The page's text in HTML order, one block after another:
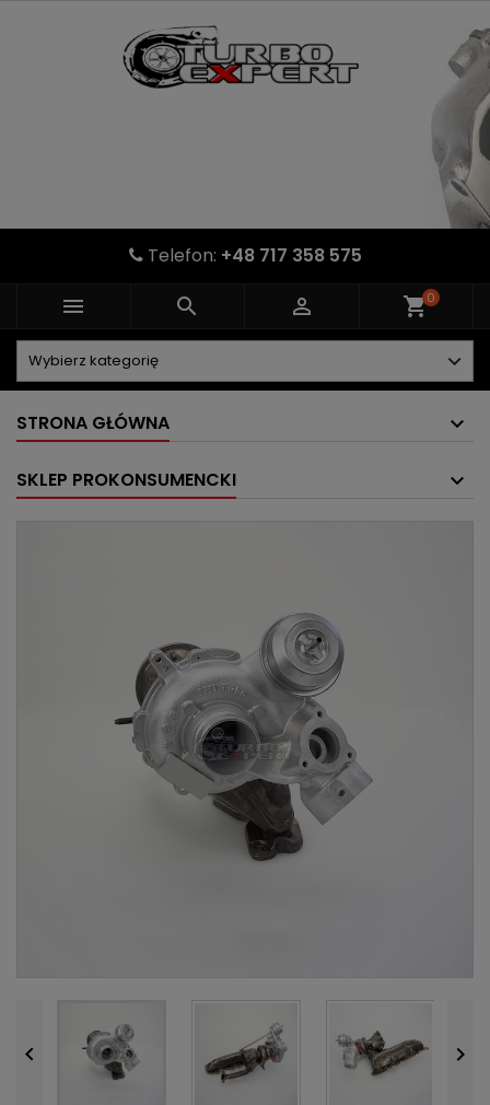
Telefon: +48 717 358 575
   shopping_cart0
STRONA GŁÓWNA
SKLEP PROKONSUMENCKI
 